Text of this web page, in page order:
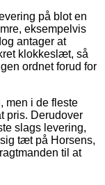
på blot en
eksempelvis
antager at
klokkeslæt, så
ordnet forud for
men i de fleste
pris. Derudover
slags levering,
tæt på Horsens,
til at